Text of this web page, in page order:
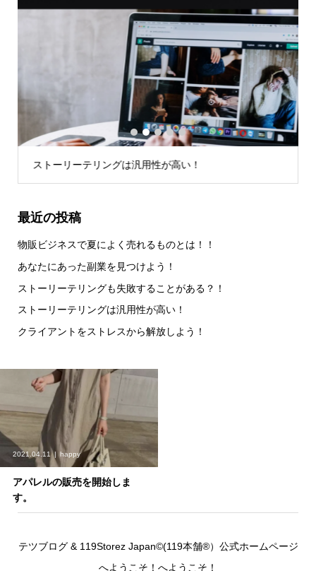
ストーリーテリングは汎用性が高い！
1 2 3 4 5
最近の投稿
物販ビジネスで夏によく売れるものとは！！
あなたにあった副業を見つけよう！
ストーリーテリングも失敗することがある？！
ストーリーテリングは汎用性が高い！
クライアントをストレスから解放しよう！
2021.04.11 happy
アパレルの販売を開始しま
す。
テツブログ & 119Storez Japan©︎(119本舗®︎）公式ホームページ
へようこそ！へようこそ！